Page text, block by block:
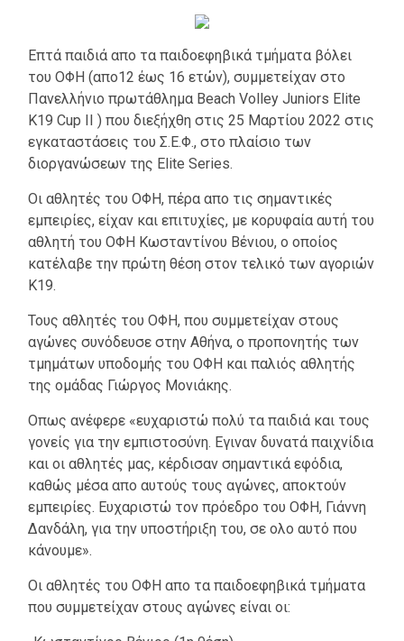
Επτά παιδιά απο τα παιδοεφηβικά τμήματα βόλει
του ΟΦΗ (απο12 έως 16 ετών), συμμετείχαν στο
Πανελλήνιο πρωτάθλημα Beach Volley Juniors Elite
Κ19 Cup II ) που διεξήχθη στις 25 Μαρτίου 2022 στις
εγκαταστάσεις του Σ.Ε.Φ., στο πλαίσιο των
διοργανώσεων της Elite Series.
Οι αθλητές του ΟΦΗ, πέρα απο τις σημαντικές
εμπειρίες, είχαν και επιτυχίες, με κορυφαία αυτή του
αθλητή του ΟΦΗ Κωσταντίνου Βένιου, ο οποίος
κατέλαβε την πρώτη θέση στον τελικό των αγοριών
Κ19.
Τους αθλητές του ΟΦΗ, που συμμετείχαν στους
αγώνες συνόδευσε στην Αθήνα, ο προπονητής των
τμημάτων υποδομής του ΟΦΗ και παλιός αθλητής
της ομάδας Γιώργος Μονιάκης.
Οπως ανέφερε «ευχαριστώ πολύ τα παιδιά και τους
γονείς για την εμπιστοσύνη. Εγιναν δυνατά παιχνίδια
και οι αθλητές μας, κέρδισαν σημαντικά εφόδια,
καθώς μέσα απο αυτούς τους αγώνες, αποκτούν
εμπειρίες. Ευχαριστώ τον πρόεδρο του ΟΦΗ, Γιάννη
Δανδάλη, για την υποστήριξη του, σε ολο αυτό που
κάνουμε».
Οι αθλητές του ΟΦΗ απο τα παιδοεφηβικά τμήματα
που συμμετείχαν στους αγώνες είναι οι: